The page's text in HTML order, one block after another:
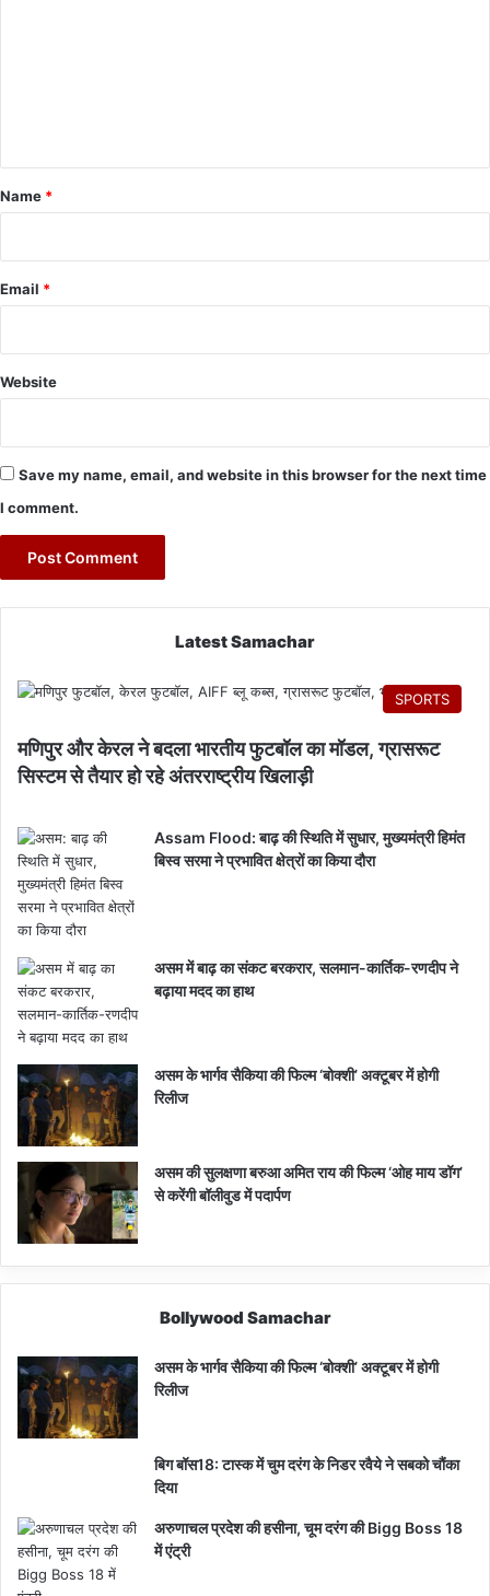
*
Name *
Email *
Website
Save my name, email, and website in this browser for the next time
I comment.
Latest Samachar
SPORTS
मणिपुर और केरल ने बदला भारतीय फुटबॉल का मॉडल, ग्रासरूट
सिस्टम से तैयार हो रहे अंतरराष्ट्रीय खिलाड़ी
Assam Flood: बाढ़ की स्थिति में सुधार, मुख्यमंत्री हिमंत
बिस्व सरमा ने प्रभावित क्षेत्रों का किया दौरा
असम में बाढ़ का संकट बरकरार, सलमान-कार्तिक-रणदीप ने
बढ़ाया मदद का हाथ
असम के भार्गव सैकिया की फिल्म ‘बोक्शी’ अक्टूबर में होगी
रिलीज
असम की सुलक्षणा बरुआ अमित राय की फिल्म ‘ओह माय डॉग’
से करेंगी बॉलीवुड में पदार्पण
Bollywood Samachar
असम के भार्गव सैकिया की फिल्म ‘बोक्शी’ अक्टूबर में होगी
रिलीज
बिग बॉस18: टास्क में चुम दरंग के निडर रवैये ने सबको चौंका
दिया
अरुणाचल प्रदेश की हसीना, चूम दरंग की Bigg Boss 18
में एंट्री